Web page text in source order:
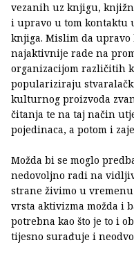
vezanih uz knjigu,
i upravo u tom kontaktu
knjiga. Mislim da
najaktivnije rade na
organizacijom različitih
populariziraju
kulturnog proizvoda
čitanja te na taj način
pojedinaca, a potom i
Možda bi se moglo
nedovoljno radi na
strane živimo u
vrsta aktivizma možda i
potrebna kao što je to i
tijesno surađuje i